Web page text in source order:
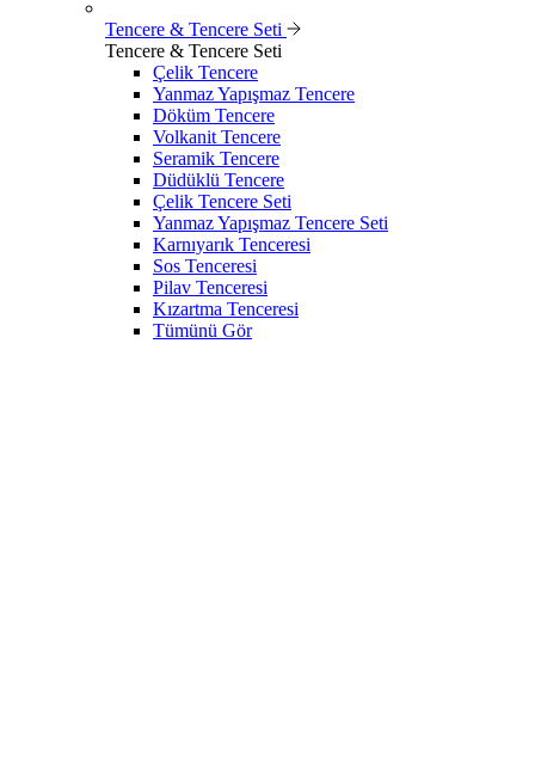
Tencere & Tencere Seti
Tencere & Tencere Seti
Çelik Tencere
Yanmaz Yapışmaz Tencere
Döküm Tencere
Volkanit Tencere
Seramik Tencere
Düdüklü Tencere
Çelik Tencere Seti
Yanmaz Yapışmaz Tencere Seti
Karnıyarık Tenceresi
Sos Tenceresi
Pilav Tenceresi
Kızartma Tenceresi
Tümünü Gör